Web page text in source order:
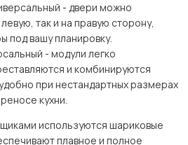
- двери можно
так и на правую сторону,
под вашу планировку.
- модули легко
и комбинируются
при нестандартных размерах
кухни.
используются шариковые
плавное и полное